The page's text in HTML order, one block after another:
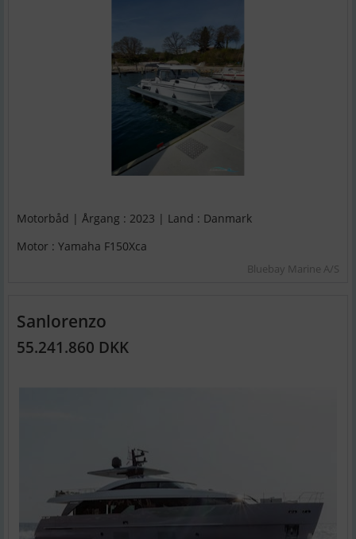
Motorbåd | Årgang : 2023 | Land : Danmark
Motor : Yamaha F150Xca
Bluebay Marine A/S
Sanlorenzo
55.241.860 DKK